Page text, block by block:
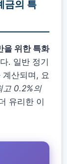
금의 특
을 위한 특화
. 일반 정기
계산되며, 요
고 0.2%의
유리한 이